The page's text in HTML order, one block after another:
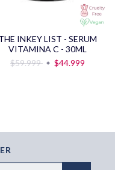
INKEY LIST - SERUM
VITAMINA C - 30ML
$59.999
$44.999